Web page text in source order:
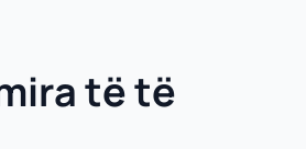
të të